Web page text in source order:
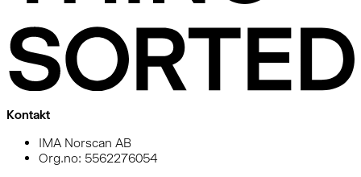
Kontakt
IMA Norscan AB
Org.no: 5562276054